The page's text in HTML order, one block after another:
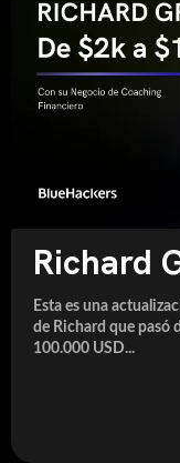
Richard
Esta es una
de Richard que pasó
100.000 USD...